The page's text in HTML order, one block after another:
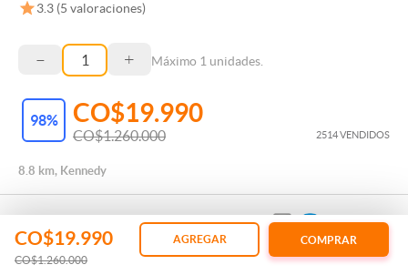
3.3 (5 valoraciones)
– + Máximo 1 unidades.
98% CO$19.990
CO$1.260.000 2514 VENDIDOS
8.8 km, Kennedy
CO$19.990
CO$1.260.000
AGREGAR COMPRAR